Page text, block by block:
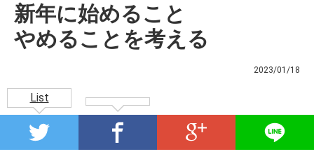
新年に始めること
やめることを考える
2023/01/18
List